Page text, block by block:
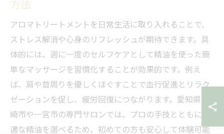
方法
アロマトリートメントを日常生活に取り入れることで、
ストレス解消や心身のリフレッシュが期待できます。具
体的には、週に一度のセルフケアとして精油を使った簡
単なマッサージを習慣化することが効果的です。例え
ば、肩や首周りを優しくほぐすことで血行促進とリラク
ゼーションを促し、疲労回復につながります。愛知県岡
崎市や一宮市の専門サロンでは、プロの手技とともに最
適な精油を選べるため、初めての方も安心して体験可能